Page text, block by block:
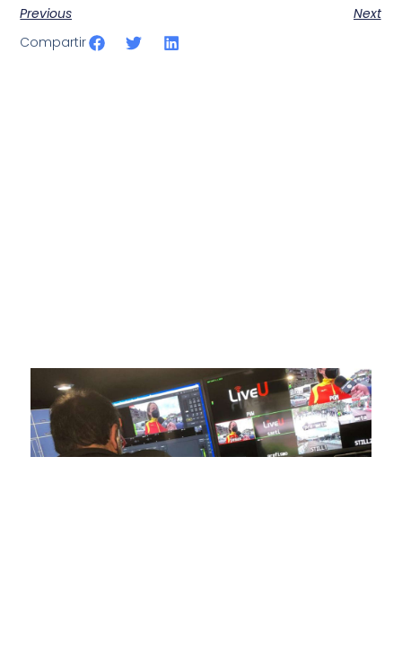
Previous
Next
Compartir